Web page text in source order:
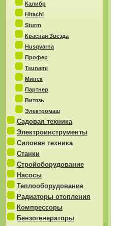
Калибр
Hitachi
Sturm
Красная Звезда
Husqvarna
Профер
Tsunami
Минск
Партнер
Витязь
Электромаш
Садовая техника
Электроинструменты
Силовая техника
Станки
Стройоборудование
Насосы
Теплооборудование
Радиаторы отопления
Компрессоры
Бензогенераторы